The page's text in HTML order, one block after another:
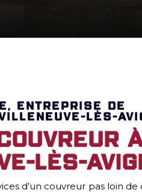
ENTREPRISE DE
LÈS-
lès-
d’un couvreur pas loin de